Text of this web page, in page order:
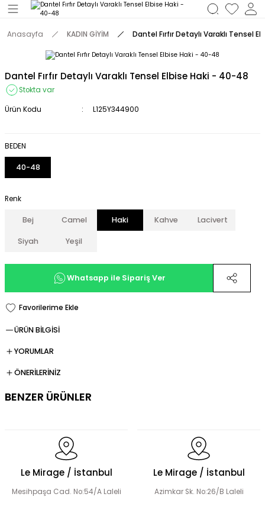
Anasayfa KADIN GİYİM Dantel Fırfır Detaylı Varaklı Tensel
Dantel Fırfır Detaylı Varaklı Tensel Elbise Haki - 40-48
Stokta var
Ürün Kodu L125Y344900
BEDEN
40-48
Renk
Bej Camel Haki Kahve Lacivert
Siyah Yeşil
Whatsapp ile Sipariş Ver
ÜRÜN BİLGİSİ
YORUMLAR
ÖNERİLERİNİZ
BENZER ÜRÜNLER
Le Mirage / İstanbul
Mesihpaşa Cad. No:54/A Laleli
Le Mirage / İstanbul
Azimkar Sk. No:26/B Laleli